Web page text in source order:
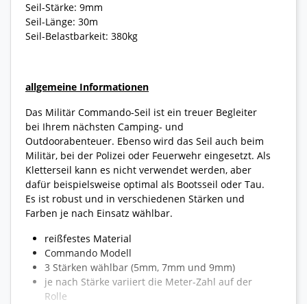
Seil-Stärke: 9mm
Seil-Länge: 30m
Seil-Belastbarkeit: 380kg
allgemeine Informationen
Das Militär Commando-Seil ist ein treuer Begleiter
bei Ihrem nächsten Camping- und
Outdoorabenteuer. Ebenso wird das Seil auch beim
Militär, bei der Polizei oder Feuerwehr eingesetzt. Als
Kletterseil kann es nicht verwendet werden, aber
dafür beispielsweise optimal als Bootsseil oder Tau.
Es ist robust und in verschiedenen Stärken und
Farben je nach Einsatz wählbar.
reißfestes Material
Commando Modell
3 Stärken wählbar (5mm, 7mm und 9mm)
je nach Stärke variiert die Meter-Zahl auf der
Rolle